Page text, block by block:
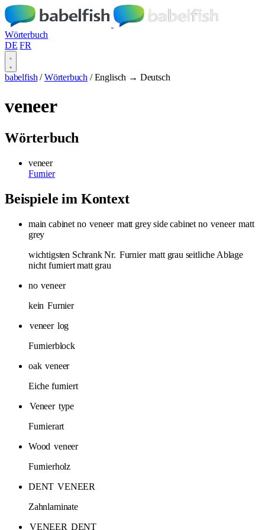
Wörterbuch
DE FR
babelfish / Wörterbuch / Englisch → Deutsch
veneer
Wörterbuch
veneer
Furnier
Beispiele im Kontext
main cabinet no veneer matt grey side cabinet no veneer matt
grey
wichtigsten Schrank Nr. Furnier matt grau seitliche Ablage
nicht furniert matt grau
no veneer
kein Furnier
veneer log
Furnierblock
oak veneer
Eiche furniert
Veneer type
Furnierart
Wood veneer
Furnierholz
DENT VENEER
Zahnlaminate
VENEER DENT